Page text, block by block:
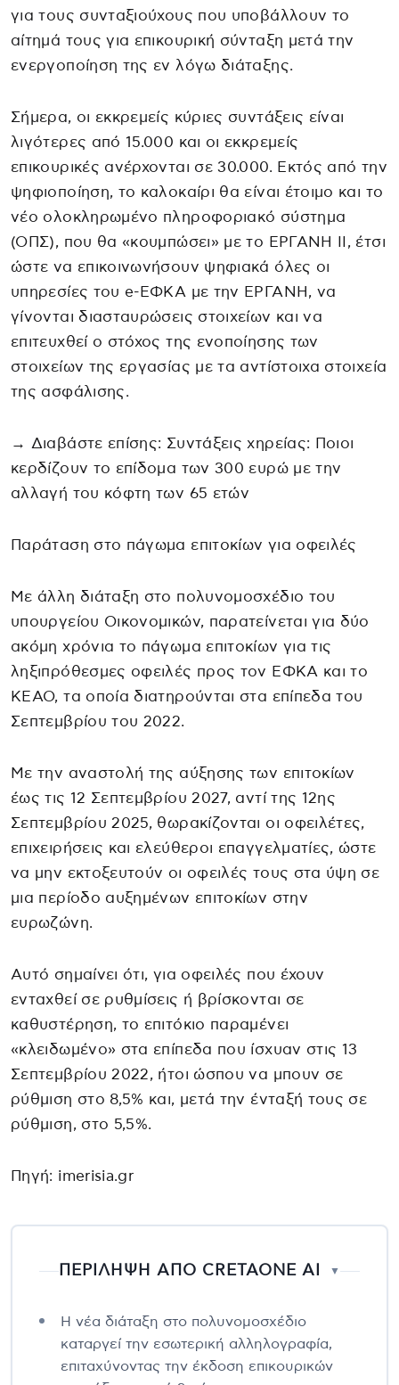
για τους συνταξιούχους που υποβάλλουν το
αίτημά τους για επικουρική σύνταξη μετά την
ενεργοποίηση της εν λόγω διάταξης.
Σήμερα, οι εκκρεμείς κύριες συντάξεις είναι
λιγότερες από 15.000 και οι εκκρεμείς
επικουρικές ανέρχονται σε 30.000. Εκτός από την
ψηφιοποίηση, το καλοκαίρι θα είναι έτοιμο και το
νέο ολοκληρωμένο πληροφοριακό σύστημα
(ΟΠΣ), που θα «κουμπώσει» με το ΕΡΓΑΝΗ ΙΙ, έτσι
ώστε να επικοινωνήσουν ψηφιακά όλες οι
υπηρεσίες του e-ΕΦΚΑ με την ΕΡΓΑΝΗ, να
γίνονται διασταυρώσεις στοιχείων και να
επιτευχθεί ο στόχος της ενοποίησης των
στοιχείων της εργασίας με τα αντίστοιχα στοιχεία
της ασφάλισης.
→ Διαβάστε επίσης: Συντάξεις χηρείας: Ποιοι
κερδίζουν το επίδομα των 300 ευρώ με την
αλλαγή του κόφτη των 65 ετών
Παράταση στο πάγωμα επιτοκίων για οφειλές
Με άλλη διάταξη στο πολυνομοσχέδιο του
υπουργείου Οικονομικών, παρατείνεται για δύο
ακόμη χρόνια το πάγωμα επιτοκίων για τις
ληξιπρόθεσμες οφειλές προς τον ΕΦΚΑ και το
ΚΕΑΟ, τα οποία διατηρούνται στα επίπεδα του
Σεπτεμβρίου του 2022.
Με την αναστολή της αύξησης των επιτοκίων
έως τις 12 Σεπτεμβρίου 2027, αντί της 12ης
Σεπτεμβρίου 2025, θωρακίζονται οι οφειλέτες,
επιχειρήσεις και ελεύθεροι επαγγελματίες, ώστε
να μην εκτοξευτούν οι οφειλές τους στα ύψη σε
μια περίοδο αυξημένων επιτοκίων στην
ευρωζώνη.
Αυτό σημαίνει ότι, για οφειλές που έχουν
ενταχθεί σε ρυθμίσεις ή βρίσκονται σε
καθυστέρηση, το επιτόκιο παραμένει
«κλειδωμένο» στα επίπεδα που ίσχυαν στις 13
Σεπτεμβρίου 2022, ήτοι ώσπου να μπουν σε
ρύθμιση στο 8,5% και, μετά την ένταξή τους σε
ρύθμιση, στο 5,5%.
Πηγή: imerisia.gr
ΠΕΡΙΛΗΨΗ ΑΠΟ CRETAONE AI ▼
Η νέα διάταξη στο πολυνομοσχέδιο
καταργεί την εσωτερική αλληλογραφία,
επιταχύνοντας την έκδοση επικουρικών